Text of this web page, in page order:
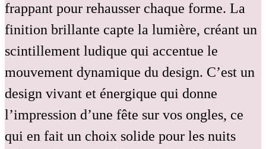
frappant pour rehausser chaque forme. La
finition brillante capte la lumière, créant un
scintillement ludique qui accentue le
mouvement dynamique du design. C’est un
design vivant et énergique qui donne
l’impression d’une fête sur vos ongles, ce
qui en fait un choix solide pour les nuits